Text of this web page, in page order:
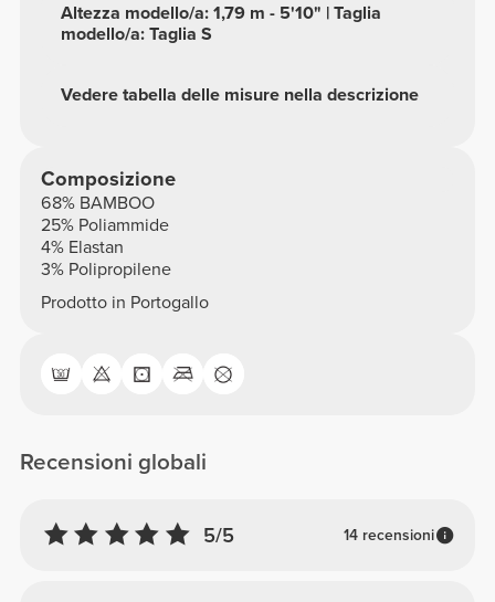
Vedere tabella delle misure nella descrizione
Altezza modello/a: 1,79 m - 5'10" | Taglia
modello/a: Taglia S
Composizione
68% BAMBOO
25% Poliammide
4% Elastan
3% Polipropilene
Prodotto in Portogallo
Recensioni globali
5/5 14 recensioni